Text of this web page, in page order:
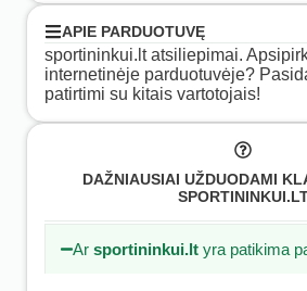
APIE PARDUOTUVĘ
sportininkui.lt atsiliepimai.
internetinėje parduotuvėje?
patirtimi su kitais vartotojais!
DAŽNIAUSIAI UŽDUODAMI
Arsportininkui.lt yra patikima